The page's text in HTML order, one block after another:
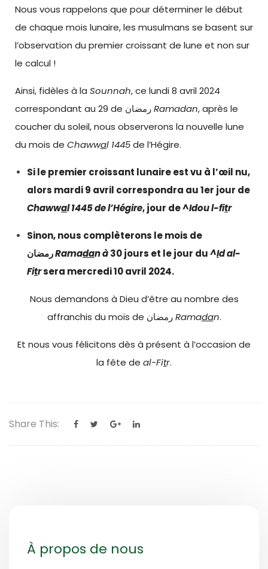
Nous vous rappelons que pour déterminer le début
de chaque mois lunaire, les musulmans se basent sur
l’observation du premier croissant de lune et non sur
le calcul !
Ainsi, fidèles à la Sounnah, ce lundi 8 avril 2024
Ramadan, après le
coucher du soleil, nous observerons la nouvelle lune
du mois de Chawwal 1445de l’Hégire.
Si le premier croissant lunaire est vu à l’œil nu,
alors mardi 9 avril correspondra au 1er jour de
Chawwal 1445 de l’Hégire, jour de ^Idou l-fitr
Sinon, nous complèterons le mois de
Ramadan à30 jours et le jour du^Id al-
Fitrsera mercredi 10 avril 2024.
Nous demandons à Dieu d’être au nombre des
affranchis du mois de رمضانRamadan.
Et nous vous félicitons dès à présent à l’occasion de
la fête de al-Fitr.
Share This:
À propos de nous